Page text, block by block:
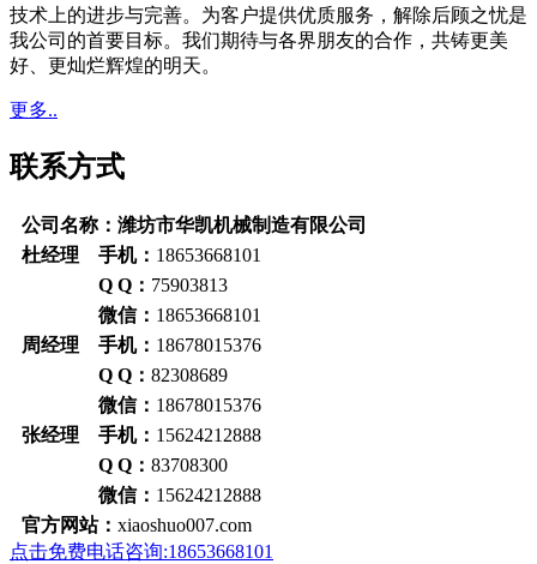
技术上的进步与完善。为客户提供优质服务，解除后顾之忧是
我公司的首要目标。我们期待与各界朋友的合作，共铸更美
好、更灿烂辉煌的明天。
更多..
联系方式
公司名称：潍坊市华凯机械制造有限公司
杜经理 手机： 18653668101
Q Q： 75903813
微信： 18653668101
周经理 手机： 18678015376
Q Q： 82308689
微信： 18678015376
张经理 手机： 15624212888
Q Q： 83708300
微信： 15624212888
官方网站： xiaoshuo007.com
点击免费电话咨询:18653668101